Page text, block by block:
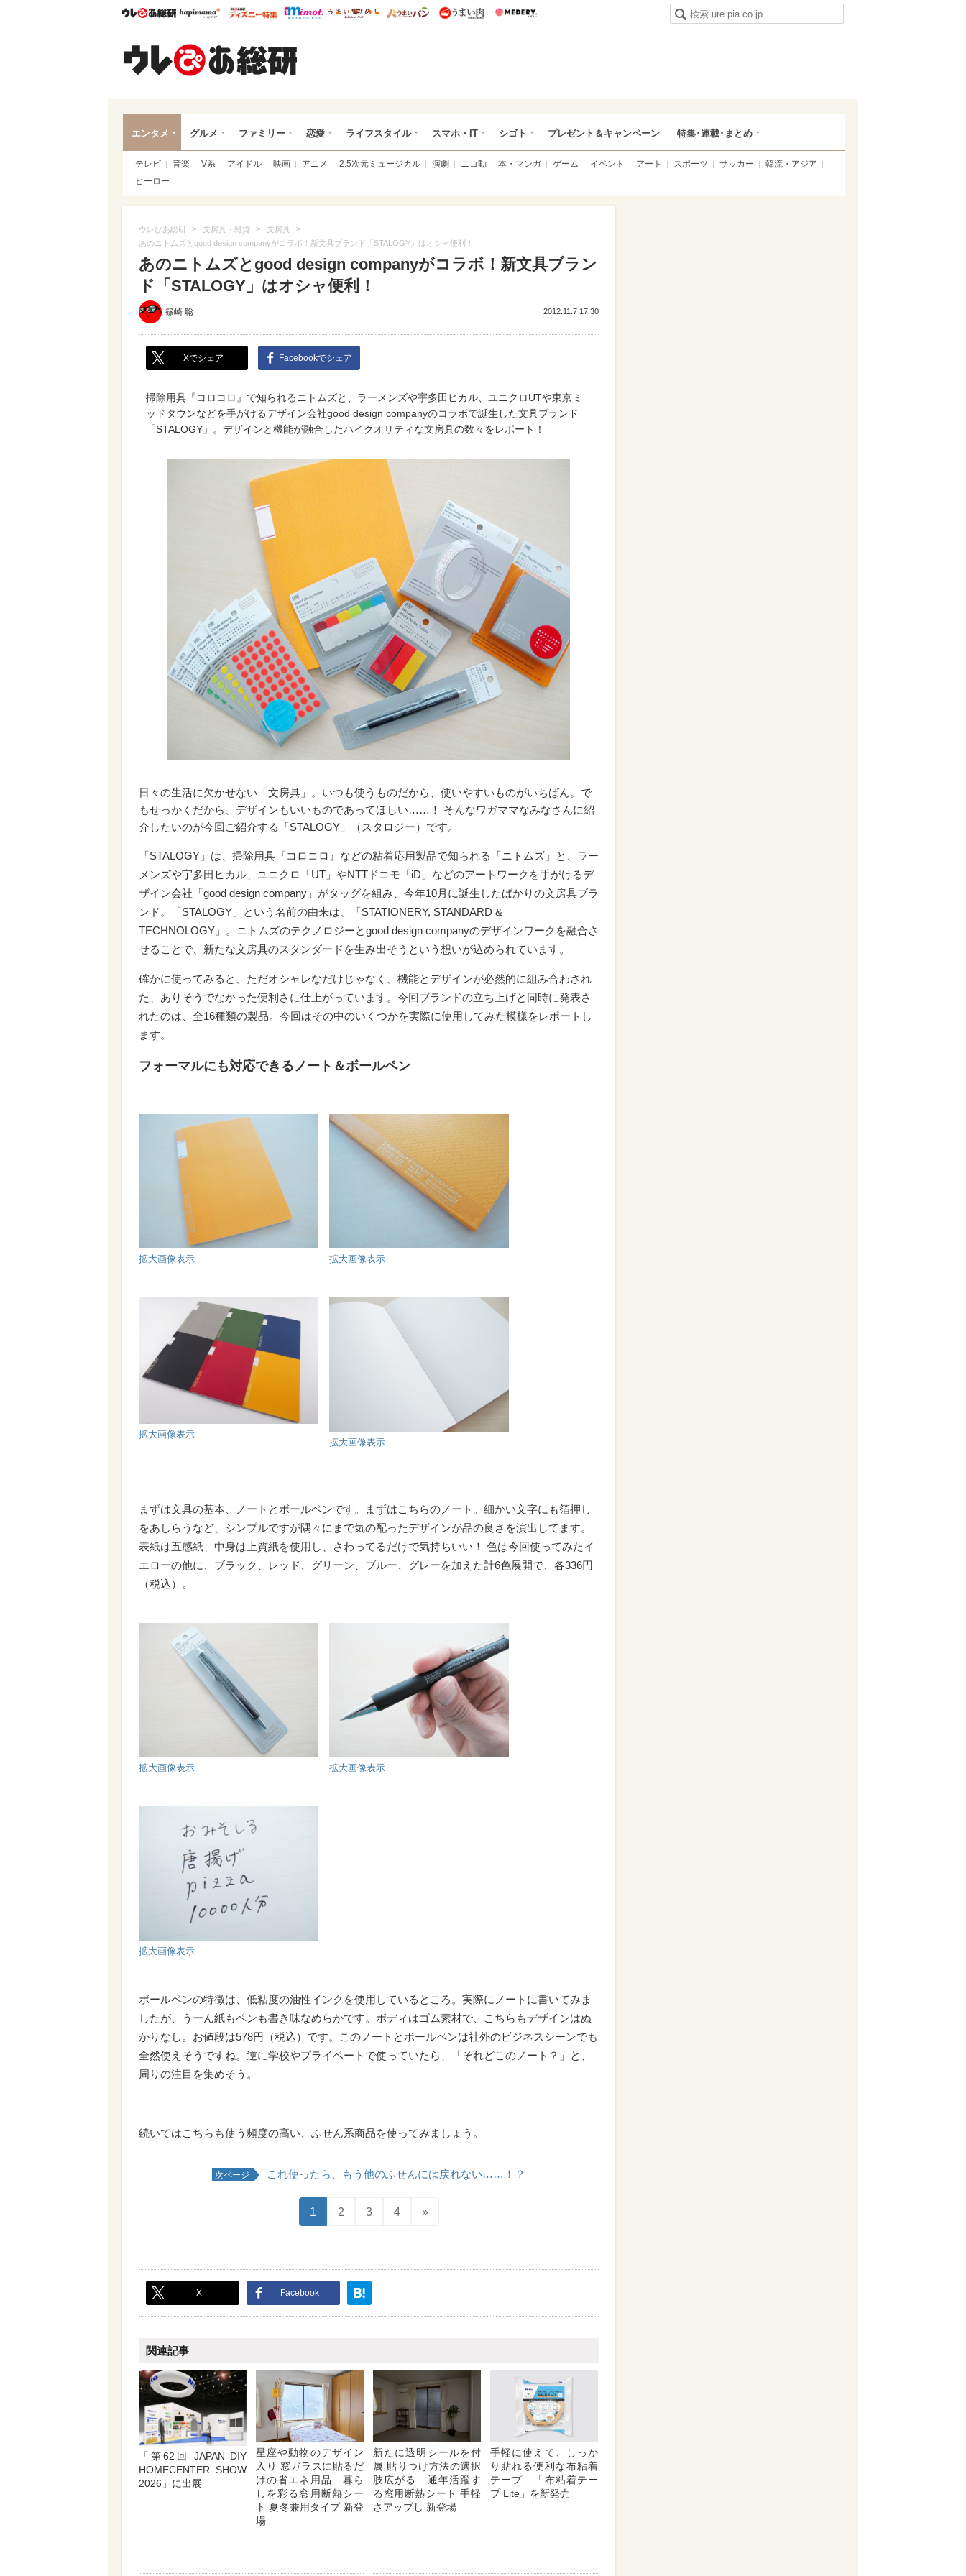
ウレぴあ総研ハピママ* ウレぴあ総研 ディズニー特集
mimot. うまいめし うまいパン うまい肉
エンタメ グルメ ファミリー 恋愛 ライフスタイル スマホ・IT シゴト プレゼント＆キャンペーン 特集･連載･まとめ
テレビ 音楽 V系 アイドル 映画 アニメ 2.5次元ミュージカル 演劇 ニコ動 本・マンガ ゲーム イベント アート スポーツ サッカー
韓流・アジア
ヒーロー
ウレぴあ総研 > 文房具・雑貨 > 文房具 >
あのニトムズとgood design companyがコラボ！新文具ブランド「STALOGY」はオシャ便利！
あのニトムズとgood design companyがコラボ！新文具ブラン
ド「STALOGY」はオシャ便利！
篠崎 聡 2012.11.7 17:30
Xでシェア Facebookでシェア
掃除用具『コロコロ』で知られるニトムズと、ラーメンズや宇多田ヒカル、ユニクロUTや東京ミ
ッドタウンなどを手がけるデザイン会社good design companyのコラボで誕生した文具ブランド
「STALOGY」。デザインと機能が融合したハイクオリティな文房具の数々をレポート！
日々の生活に欠かせない「文房具」。いつも使うものだから、使いやすいものがいちばん。で
もせっかくだから、デザインもいいものであってほしい……！ そんなワガママなみなさんに紹
介したいのが今回ご紹介する「STALOGY」（スタロジー）です。
「STALOGY」は、掃除用具『コロコロ』などの粘着応用製品で知られる「ニトムズ」と、ラー
メンズや宇多田ヒカル、ユニクロ「UT」やNTTドコモ「iD」などのアートワークを手がけるデ
ザイン会社「good design company」がタッグを組み、今年10月に誕生したばかりの文房具ブラ
ンド。「STALOGY」という名前の由来は、「STATIONERY, STANDARD &
TECHNOLOGY」。ニトムズのテクノロジーとgood design companyのデザインワークを融合さ
せることで、新たな文房具のスタンダードを生み出そうという想いが込められています。
確かに使ってみると、ただオシャレなだけじゃなく、機能とデザインが必然的に組み合わされ
た、ありそうでなかった便利さに仕上がっています。今回ブランドの立ち上げと同時に発表さ
れたのは、全16種類の製品。今回はその中のいくつかを実際に使用してみた模様をレポートし
ます。
フォーマルにも対応できるノート＆ボールペン
拡大画像表示 拡大画像表示
拡大画像表示
拡大画像表示
まずは文具の基本、ノートとボールペンです。まずはこちらのノート。細かい文字にも箔押し
をあしらうなど、シンプルですが隅々にまで気の配ったデザインが品の良さを演出してます。
表紙は五感紙、中身は上質紙を使用し、さわってるだけで気持ちいい！ 色は今回使ってみたイ
エローの他に、ブラック、レッド、グリーン、ブルー、グレーを加えた計6色展開で、各336円
（税込）。
拡大画像表示 拡大画像表示
拡大画像表示
ボールペンの特徴は、低粘度の油性インクを使用しているところ。実際にノートに書いてみま
したが、うーん紙もペンも書き味なめらかです。ボディはゴム素材で、こちらもデザインはぬ
かりなし。お値段は578円（税込）です。このノートとボールペンは社外のビジネスシーンでも
全然使えそうですね。逆に学校やプライベートで使っていたら、「それどこのノート？」と、
周りの注目を集めそう。
続いてはこちらも使う頻度の高い、ふせん系商品を使ってみましょう。
次ページ これ使ったら、もう他のふせんには戻れない……！？
1 2 3 4 »
X Facebook
関連記事
「第62回 JAPAN DIY
HOMECENTER SHOW
2026」に出展
星座や動物のデザイン
入り 窓ガラスに貼るだ
けの省エネ用品 暮ら
しを彩る窓用断熱シー
ト 夏冬兼用タイプ 新登
場
新たに透明シールを付
属 貼りつけ方法の選択
肢広がる 通年活躍す
る窓用断熱シート 手軽
さアップし 新登場
手軽に使えて、しっか
り貼れる便利な布粘着
テープ 「布粘着テー
プ Lite」を新発売